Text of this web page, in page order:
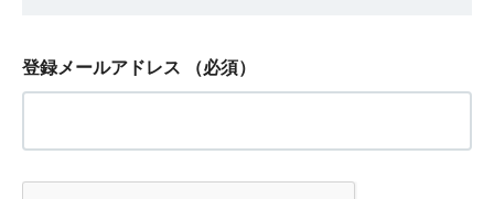
登録メールアドレス （必須）